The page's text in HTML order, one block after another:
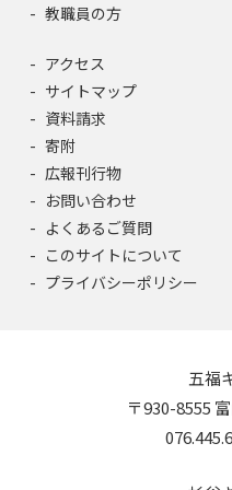
教職員の方
アクセス
サイトマップ
資料請求
寄附
広報刊行物
お問い合わせ
よくあるご質問
このサイトについて
プライバシーポリシー
五福
〒930-8555